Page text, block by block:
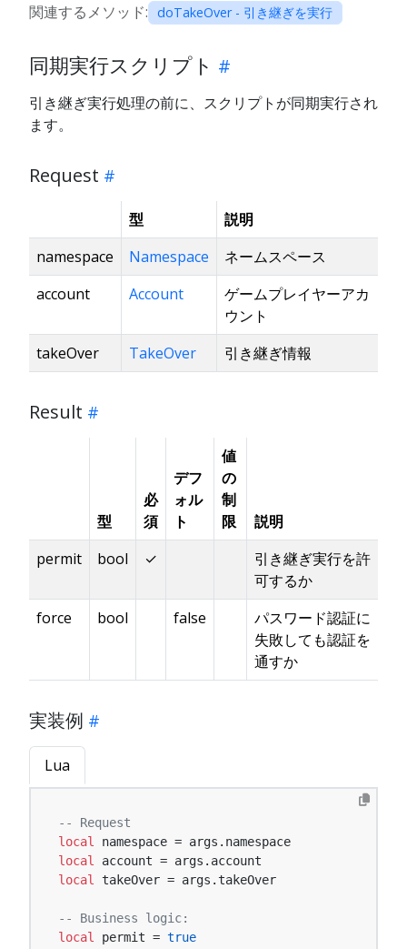
関連するメソッド: doTakeOver - 引き継ぎを実行
同期実行スクリプト
引き継ぎ実行処理の前に、スクリプトが同期実行され
ます。
Request
型
説明
namespace
Namespace
ネームスペース
account
Account
ゲームプレイヤーアカ
ウント
takeOver
TakeOver 引き継ぎ情報
Result
型
必
須
デフ
ォル
ト
値
の
制
限
説明
permit
bool ✓
引き継ぎ実行を許
可するか
force
bool false
パスワード認証に
失敗しても認証を
通すか
実装例
Lua
-- Request
local
local
local
takeOver = args.takeOver
-- Business logic:
local
permit = true